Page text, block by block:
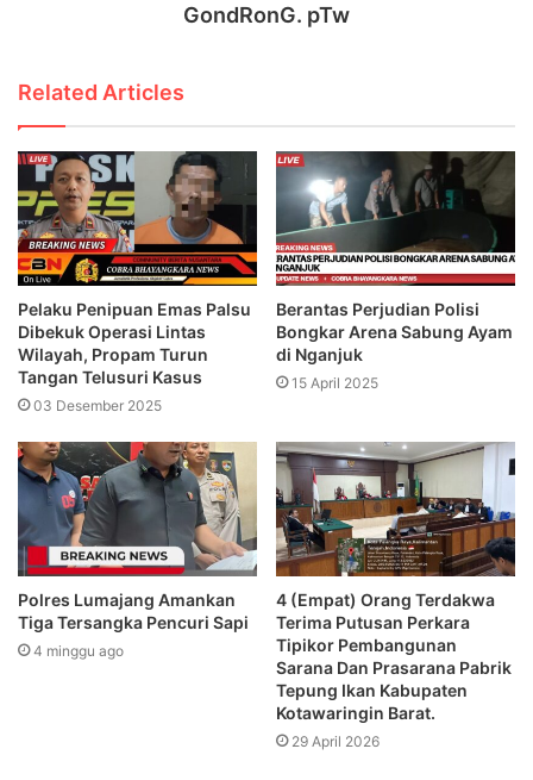
GondRonG. pTw
Related Articles
Pelaku Penipuan Emas Palsu
Dibekuk Operasi Lintas
Wilayah, Propam Turun
Tangan Telusuri Kasus
03 Desember 2025
Berantas Perjudian Polisi
Bongkar Arena Sabung Ayam
di Nganjuk
15 April 2025
Polres Lumajang Amankan
Tiga Tersangka Pencuri Sapi
4 minggu ago
4 (Empat) Orang Terdakwa
Terima Putusan Perkara
Tipikor Pembangunan
Sarana Dan Prasarana Pabrik
Tepung Ikan Kabupaten
Kotawaringin Barat.
29 April 2026